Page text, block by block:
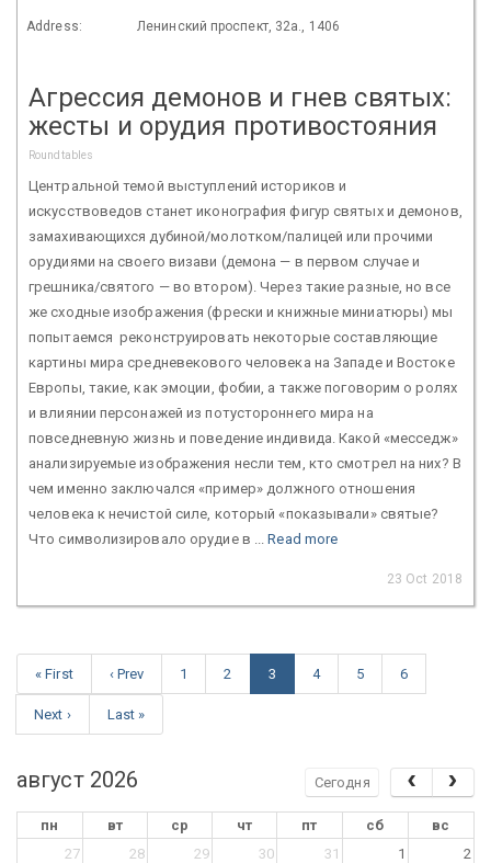
Address: Ленинский проспект, 32а., 1406
Агрессия демонов и гнев святых:
жесты и орудия противостояния
Roundtables
Центральной темой выступлений историков и
искусствоведов станет иконография фигур святых и демонов,
замахивающихся дубиной/молотком/палицей или прочими
орудиями на своего визави (демона — в первом случае и
грешника/святого — во втором). Через такие разные, но все
же сходные изображения (фрески и книжные миниатюры) мы
попытаемся реконструировать некоторые составляющие
картины мира средневекового человека на Западе и Востоке
Европы, такие, как эмоции, фобии, а также поговорим о ролях
и влиянии персонажей из потустороннего мира на
повседневную жизнь и поведение индивида. Какой «месседж»
анализируемые изображения несли тем, кто смотрел на них? В
чем именно заключался «пример» должного отношения
человека к нечистой силе, который «показывали» святые?
Что символизировало орудие в ...Read more
23 Oct 2018
« First ‹ Prev 1 2 3 4 5 6
Next › Last »
август 2026 Сегодня
пн вт ср чт пт сб
вс
27
28 29 30 31 1 2